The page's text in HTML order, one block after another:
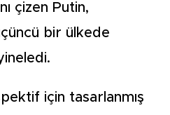
çizen Putin,
bir ülkede
için tasarlanmış